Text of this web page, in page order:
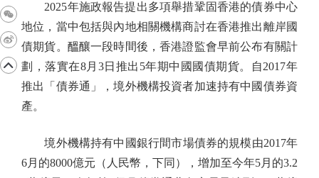
2025年施政報告提出多項舉措鞏固香港的債券中心
地位，當中包括與內地相關機構商討在香港推出離岸國
債期貨。醞釀一段時間後，香港證監會早前公布有關計
劃，落實在8月3日推出5年期中國國債期貨。自2017年
推出「債券通」，境外機構投資者加速持有中國債券資
產。
境外機構持有中國銀行間市場債券的規模由2017年
6月的8000億元（人民幣，下同），增加至今年5月的3.2